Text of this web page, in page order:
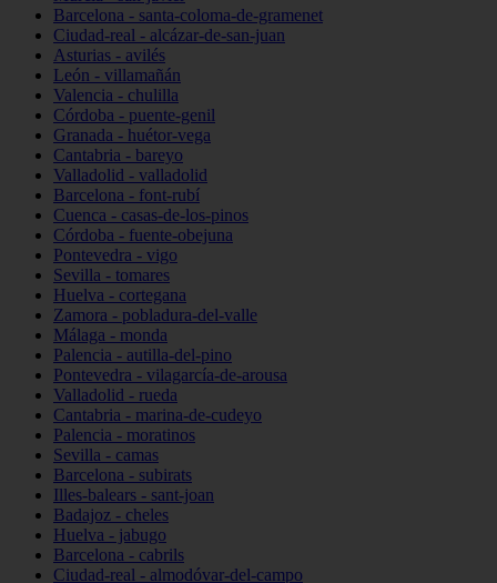
Barcelona - santa-coloma-de-gramenet
Ciudad-real - alcázar-de-san-juan
Asturias - avilés
León - villamañán
Valencia - chulilla
Córdoba - puente-genil
Granada - huétor-vega
Cantabria - bareyo
Valladolid - valladolid
Barcelona - font-rubí
Cuenca - casas-de-los-pinos
Córdoba - fuente-obejuna
Pontevedra - vigo
Sevilla - tomares
Huelva - cortegana
Zamora - pobladura-del-valle
Málaga - monda
Palencia - autilla-del-pino
Pontevedra - vilagarcía-de-arousa
Valladolid - rueda
Cantabria - marina-de-cudeyo
Palencia - moratinos
Sevilla - camas
Barcelona - subirats
Illes-balears - sant-joan
Badajoz - cheles
Huelva - jabugo
Barcelona - cabrils
Ciudad-real - almodóvar-del-campo